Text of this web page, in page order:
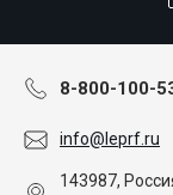
8-800-100-
info@leprf.ru
143987,